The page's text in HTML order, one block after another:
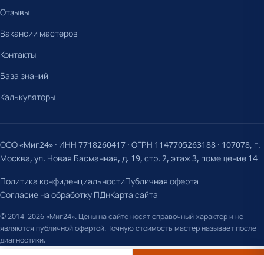
Отзывы
Вакансии мастеров
Контакты
База знаний
Калькуляторы
ООО «Миг24» · ИНН 7718260417 · ОГРН 1147705263188 · 107078, г.
Москва, ул. Новая Басманная, д. 19, стр. 2, этаж 3, помещение 14
Политика конфиденциальностиПубличная оферта
Согласие на обработку ПДнКарта сайта
© 2014–2026 «Миг24». Цены на сайте носят справочный характер и не
являются публичной офертой. Точную стоимость мастер называет после
диагностики.